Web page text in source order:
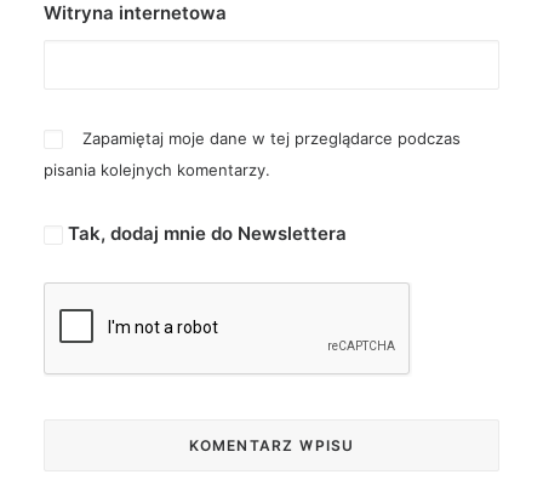
Witryna internetowa
Zapamiętaj moje dane w tej przeglądarce podczas
pisania kolejnych komentarzy.
Tak, dodaj mnie do Newslettera